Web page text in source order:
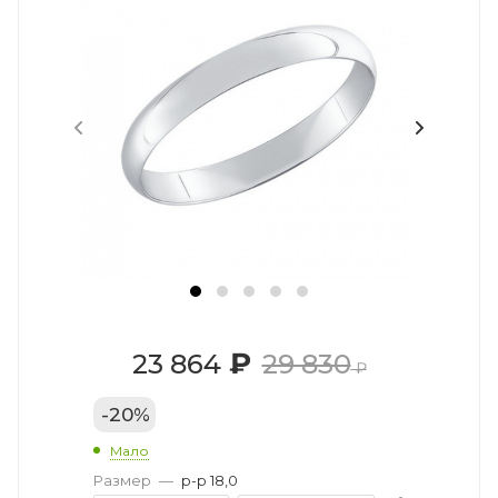
23 864₽ 29 830₽
-20%
Мало
Размер — р-р 18,0